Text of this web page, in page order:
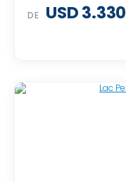
DE USD 3.330